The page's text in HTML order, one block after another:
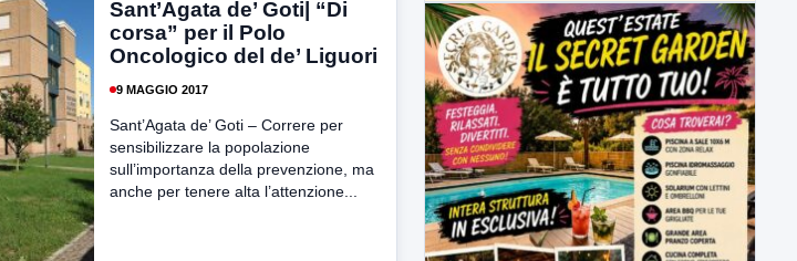
Sant’Agata de’ Goti| “Di
corsa” per il Polo
Oncologico del de’ Liguori
9 MAGGIO 2017
Sant’Agata de’ Goti – Correre per
sensibilizzare la popolazione
sull’importanza della prevenzione, ma
anche per tenere alta l’attenzione...